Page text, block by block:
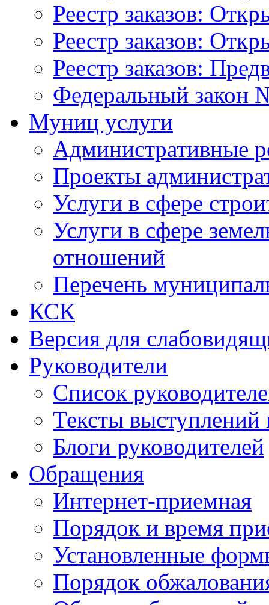
Реестр заказов:
Реестр заказов:
Реестр заказов:
Федеральный закон
Муниц услуги
Административные
Проекты
Услуги в сфере
Услуги в сфере
отношений
Перечень
КСК
Версия для
Руководители
Список
Тексты выступлений
Блоги руководителей
Обращения
Интернет-приемная
Порядок и время
Установленные
Порядок